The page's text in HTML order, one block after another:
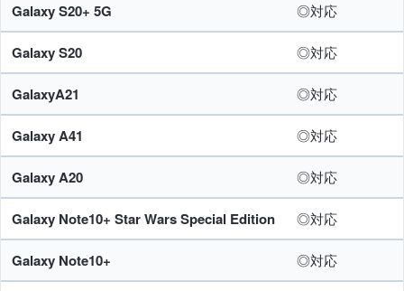
Galaxy S20+ 5G ◎対応
Galaxy S20 ◎対応
GalaxyA21 ◎対応
Galaxy A41 ◎対応
Galaxy A20 ◎対応
Galaxy Note10+ Star Wars Special Edition ◎対応
Galaxy Note10+ ◎対応